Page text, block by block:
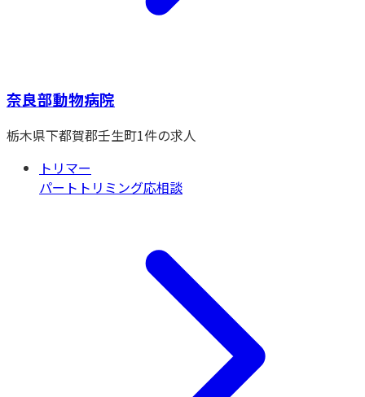
奈良部動物病院
栃木県下都賀郡壬生町1件の求人
トリマー
パート トリミング応相談